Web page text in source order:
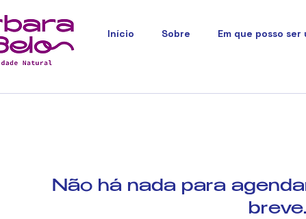
Início Sobre Em que posso ser
Não há nada para
breve.